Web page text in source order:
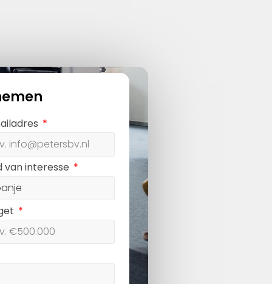
van interesse